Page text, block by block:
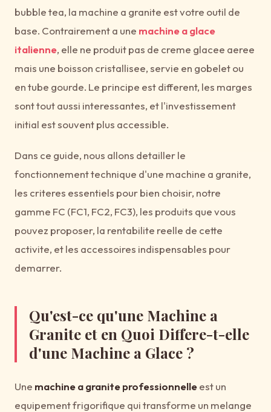
bubble tea, la machine a granite est votre outil de
base. Contrairement a une machine a glace
italienne, elle ne produit pas de creme glacee aeree
mais une boisson cristallisee, servie en gobelet ou
en tube gourde. Le principe est different, les marges
sont tout aussi interessantes, et l'investissement
initial est souvent plus accessible.
Dans ce guide, nous allons detailler le
fonctionnement technique d'une machine a granite,
les criteres essentiels pour bien choisir, notre
gamme FC (FC1, FC2, FC3), les produits que vous
pouvez proposer, la rentabilite reelle de cette
activite, et les accessoires indispensables pour
demarrer.
Qu'est-ce qu'une Machine a
Granite et en Quoi Differe-t-elle
d'une Machine a Glace ?
Une machine a granite professionnelleest un
equipement frigorifique qui transforme un melange